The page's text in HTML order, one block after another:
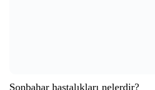
Sonbahar hastalıkları nelerdir?